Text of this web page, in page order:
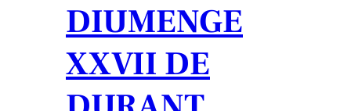
DIUMENGE
XXVII DE